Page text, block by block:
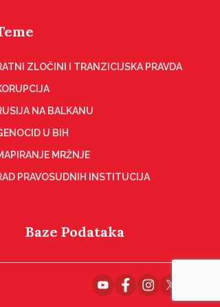
ZLOČINI I TRANZICIJSKA PRAVDA
NA BALKANU
U BIH
MRŽNJE
PRAVOSUDNIH INSTITUCIJA
Baze Podataka